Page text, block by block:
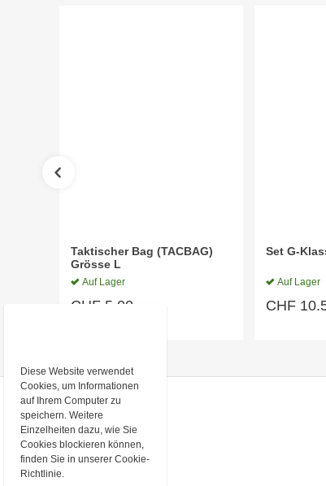
Taktischer Bag (TACBAG)
Grösse L
Auf Lager
CHF 5.00
Set G-
Auf Lager
CHF
KONTAKT
TACSYMBOLS GmbH
Kirchrainstrasse 5
8172 Niederglatt ZH
Telefon
Diese Website verwendet
Cookies, um Informationen
auf Ihrem Computer zu
speichern. Weitere
Einzelheiten dazu, wie Sie
Cookies blockieren können,
finden Sie in unserer Cookie-
Richtlinie.